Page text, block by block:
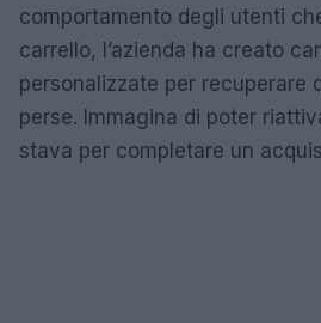
comportamento degli utenti
carrello, l’azienda ha creato
personalizzate per recuperare
perse. Immagina di poter
stava per completare un